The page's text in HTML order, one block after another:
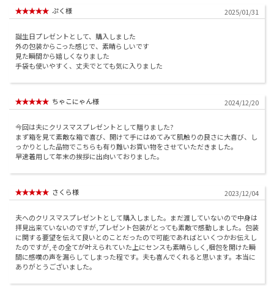
ぷく様 2025/01/31
誕生日プレゼントとして、購入しました
外の包装からこった感じで、素晴らしいです
見た瞬間から嬉しくなりました
手袋も使いやすく、丈夫でとても気に入りました
ちゃこにゃん様 2024/12/20
今回は夫にクリスマスプレゼントとして贈りました?
まず箱を見て素敵な箱で喜び、開けて手にはめてみて肌触りの良さに大喜び、し
っかりとした品物でこちらも有り難いお買い物をさせていただきました。
早速着用して年末の挨拶に出向いておりました。
さくら様 2023/12/04
夫へのクリスマスプレゼントとして購入しました。まだ渡していないので中身は
拝見出来ていないのですが,プレゼント包装がとっても素敵で感動しました。包装
に関する要望を伝えて良いとのことだったので可能であればといくつかお伝えし
たのですが,その全てが叶えられていた上にセンスも素晴らしく,梱包を開けた瞬
間に感嘆の声を漏らしてしまった程です。夫も喜んでくれると思います。本当に
ありがとうございました。